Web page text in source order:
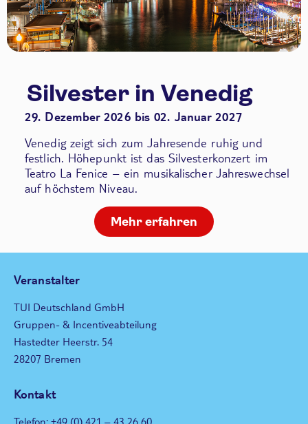
Silvester in Venedig
29. Dezember 2026 bis 02. Januar 2027
Venedig zeigt sich zum Jahresende ruhig und
festlich. Höhepunkt ist das Silvesterkonzert im
Teatro La Fenice – ein musikalischer Jahreswechsel
auf höchstem Niveau.
Mehr erfahren
Veranstalter
TUI Deutschland GmbH
Gruppen- & Incentiveabteilung
Hastedter Heerstr. 54
28207 Bremen
Kontakt
Telefon: +49 (0) 421 – 43 26 60